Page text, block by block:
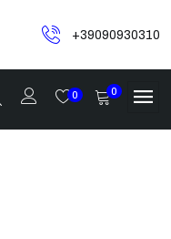
+39090930310
0 0